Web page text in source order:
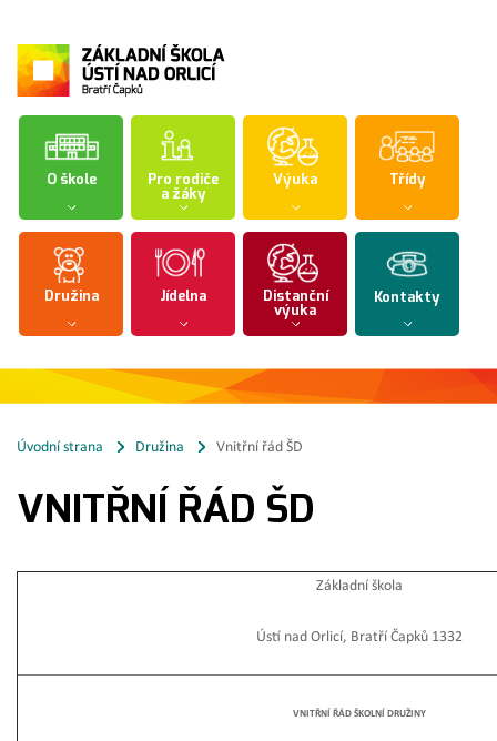
O škole Pro rodiče
a žáky
Výuka Třídy
Družina Jídelna Distanční
výuka
Kontakty
Úvodní strana Družina Vnitřní řád ŠD
VNITŘNÍ ŘÁD ŠD
Základní škola
Ústí nad Orlicí, Bratří Čapků 1332
VNITŘNÍ ŘÁD ŠKOLNÍ DRUŽINY